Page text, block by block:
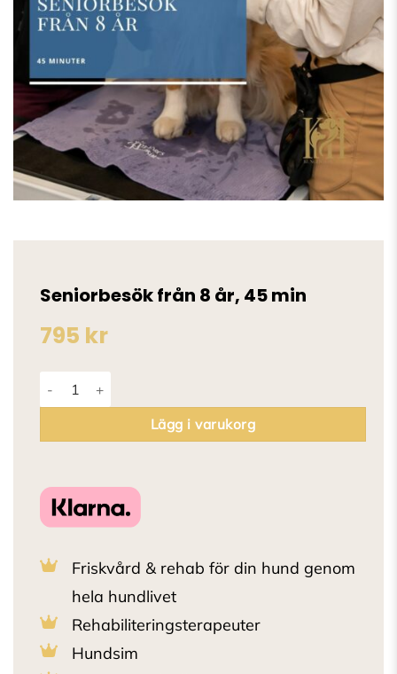
Seniorbesök från 8 år, 45 min
795 kr
Seniorbesök från 8 år, 45 min mängd
Lägg i varukorg
Friskvård & rehab för din hund genom
hela hundlivet
Rehabiliteringsterapeuter
Hundsim